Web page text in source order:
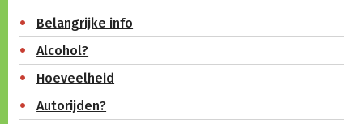
Belangrijke info
Alcohol?
Hoeveelheid
Autorijden?